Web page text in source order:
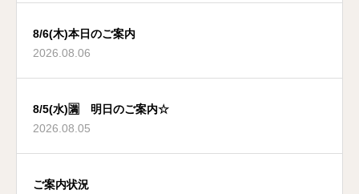
8/6(木)本日のご案内
2026.08.06
8/5(水)🈵 明日のご案内☆
2026.08.05
ご案内状況